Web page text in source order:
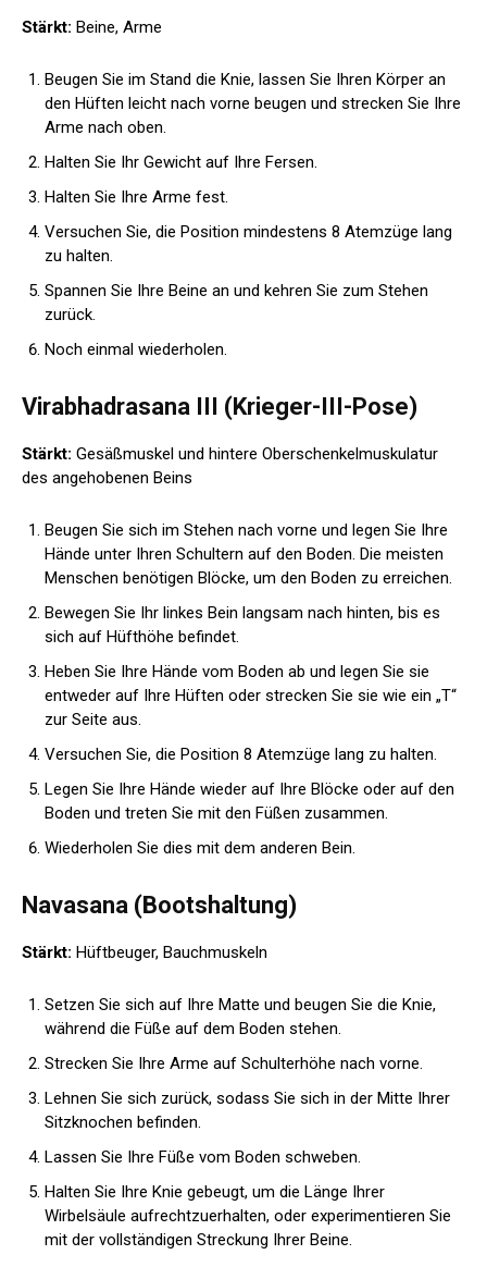
Stärkt: Beine, Arme
Beugen Sie im Stand die Knie, lassen Sie Ihren Körper an
den Hüften leicht nach vorne beugen und strecken Sie Ihre
Arme nach oben.
Halten Sie Ihr Gewicht auf Ihre Fersen.
Halten Sie Ihre Arme fest.
Versuchen Sie, die Position mindestens 8 Atemzüge lang
zu halten.
Spannen Sie Ihre Beine an und kehren Sie zum Stehen
zurück.
Noch einmal wiederholen.
Virabhadrasana III (Krieger-III-Pose)
Stärkt: Gesäßmuskel und hintere Oberschenkelmuskulatur
des angehobenen Beins
Beugen Sie sich im Stehen nach vorne und legen Sie Ihre
Hände unter Ihren Schultern auf den Boden. Die meisten
Menschen benötigen Blöcke, um den Boden zu erreichen.
Bewegen Sie Ihr linkes Bein langsam nach hinten, bis es
sich auf Hüfthöhe befindet.
Heben Sie Ihre Hände vom Boden ab und legen Sie sie
entweder auf Ihre Hüften oder strecken Sie sie wie ein „T“
zur Seite aus.
Versuchen Sie, die Position 8 Atemzüge lang zu halten.
Legen Sie Ihre Hände wieder auf Ihre Blöcke oder auf den
Boden und treten Sie mit den Füßen zusammen.
Wiederholen Sie dies mit dem anderen Bein.
Navasana (Bootshaltung)
Stärkt: Hüftbeuger, Bauchmuskeln
Setzen Sie sich auf Ihre Matte und beugen Sie die Knie,
während die Füße auf dem Boden stehen.
Strecken Sie Ihre Arme auf Schulterhöhe nach vorne.
Lehnen Sie sich zurück, sodass Sie sich in der Mitte Ihrer
Sitzknochen befinden.
Lassen Sie Ihre Füße vom Boden schweben.
Halten Sie Ihre Knie gebeugt, um die Länge Ihrer
Wirbelsäule aufrechtzuerhalten, oder experimentieren Sie
mit der vollständigen Streckung Ihrer Beine.